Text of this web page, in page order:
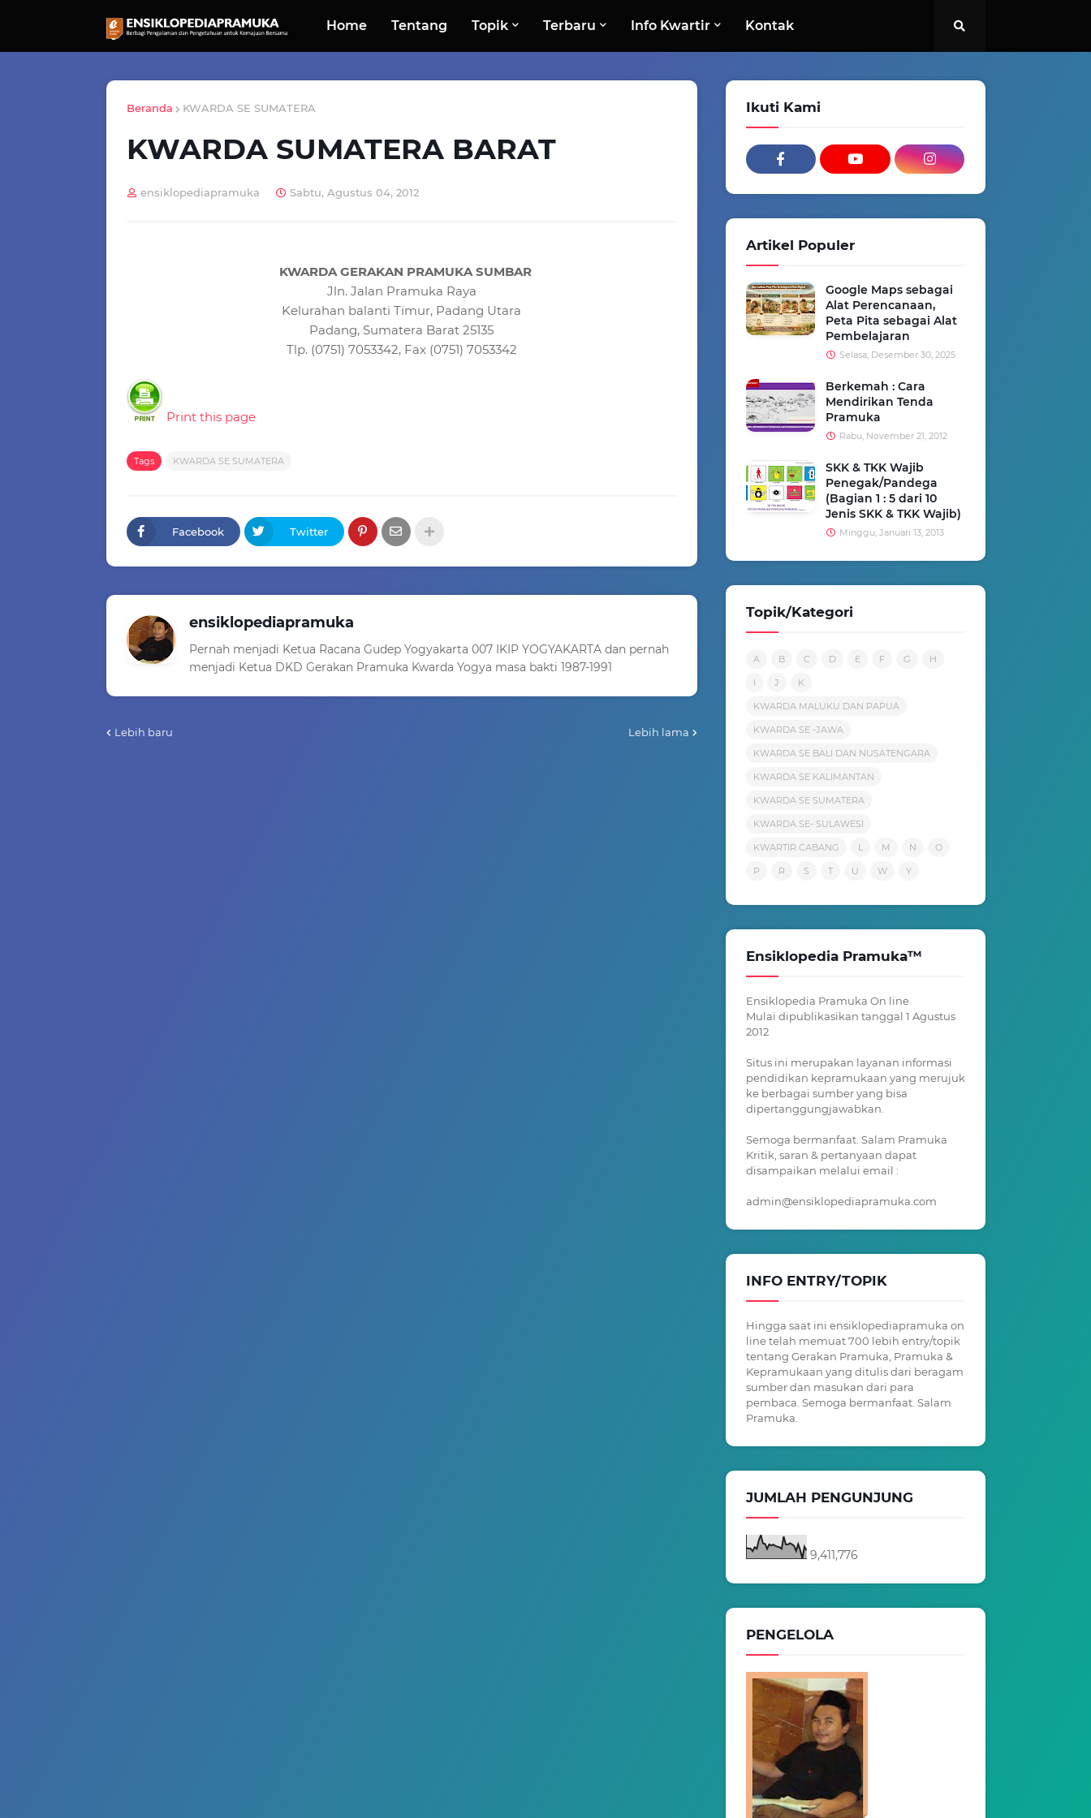
Home Tentang Topik Terbaru Info Kwartir Kontak
Beranda KWARDA SE SUMATERA
KWARDA SUMATERA BARAT
ensiklopediapramuka Sabtu, Agustus 04, 2012
KWARDA GERAKAN PRAMUKA SUMBAR
Jln.Jalan Pramuka Raya
Kelurahan balanti Timur, Padang Utara
Padang, Sumatera Barat 25135
Tlp. (0751) 7053342, Fax (0751) 7053342
Print this page
Tags KWARDA SE SUMATERA
Facebook Twitter
ensiklopediapramuka
Pernah menjadi Ketua Racana Gudep Yogyakarta 007 IKIP YOGYAKARTA dan pernah
menjadi Ketua DKD Gerakan Pramuka Kwarda Yogya masa bakti 1987-1991
Lebih baru Lebih lama
Ikuti Kami
Artikel Populer
Google Maps sebagai
Alat Perencanaan,
Peta Pita sebagai Alat
Pembelajaran
Selasa, Desember 30, 2025
Berkemah : Cara
Mendirikan Tenda
Pramuka
Rabu, November 21, 2012
SKK & TKK Wajib
Penegak/Pandega
(Bagian 1 : 5 dari 10
Jenis SKK & TKK Wajib)
Minggu, Januari 13, 2013
Topik/Kategori
A B C D E F G H
I J K
KWARDA MALUKU DAN PAPUA
KWARDA SE -JAWA
KWARDA SE BALI DAN NUSATENGARA
KWARDA SE KALIMANTAN
KWARDA SE SUMATERA
KWARDA SE- SULAWESI
KWARTIR CABANG L M N O
P R S T U W Y
Ensiklopedia Pramuka™
Ensiklopedia Pramuka On line
Mulai dipublikasikan tanggal 1 Agustus
2012
Situs ini merupakan layanan informasi
pendidikan kepramukaan yang merujuk
ke berbagai sumber yang bisa
dipertanggungjawabkan.
Semoga bermanfaat. Salam Pramuka
Kritik, saran & pertanyaan dapat
disampaikan melalui email :
admin@ensiklopediapramuka.com
INFO ENTRY/TOPIK
Hingga saat ini ensiklopediapramuka on
line telah memuat 700 lebih entry/topik
tentang Gerakan Pramuka, Pramuka &
Kepramukaan yang ditulis dari beragam
sumber dan masukan dari para
pembaca. Semoga bermanfaat. Salam
Pramuka.
JUMLAH PENGUNJUNG
9,411,776
PENGELOLA